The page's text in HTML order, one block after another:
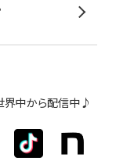
界中から配信中♪